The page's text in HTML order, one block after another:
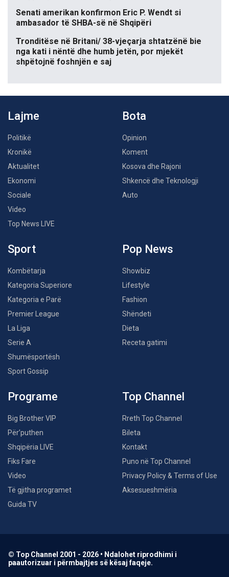
Senati amerikan konfirmon Eric P. Wendt si
ambasador të SHBA-së në Shqipëri
Tronditëse në Britani/ 38-vjeçarja shtatzënë bie
nga kati i nëntë dhe humb jetën, por mjekët
shpëtojnë foshnjën e saj
Lajme
Politikë
Kronikë
Aktualitet
Ekonomi
Sociale
Video
Top News LIVE
Bota
Opinion
Koment
Kosova dhe Rajoni
Shkencë dhe Teknologji
Auto
Sport
Kombëtarja
Kategoria Superiore
Kategoria e Parë
Premier League
La Liga
Serie A
Shumësportësh
Sport Gossip
Pop News
Showbiz
Lifestyle
Fashion
Shëndeti
Dieta
Receta gatimi
Programe
Big Brother VIP
Për’puthen
Shqipëria LIVE
Fiks Fare
Video
Të gjitha programet
Guida TV
Top Channel
Rreth Top Channel
Bileta
Kontakt
Puno në Top Channel
Privacy Policy & Terms of Use
Aksesueshmëria
© Top Channel 2001 - 2026 • Ndalohet riprodhimi i
paautorizuar i përmbajtjes së kësaj faqeje.